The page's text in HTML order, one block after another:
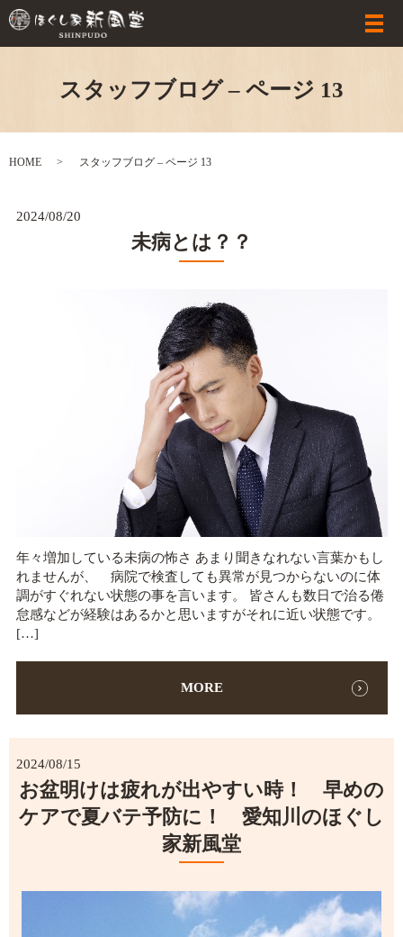
スタッフブログ – ページ 13
HOME スタッフブログ – ページ 13
2024/08/20
未病とは？？
年々増加している未病の怖さ あまり聞きなれない言葉かもし
れませんが、 病院で検査しても異常が見つからないのに体
調がすぐれない状態の事を言います。 皆さんも数日で治る倦
怠感などが経験はあるかと思いますがそれに近い状態です。
[…]
MORE
2024/08/15
お盆明けは疲れが出やすい時！ 早めの
ケアで夏バテ予防に！ 愛知川のほぐし
家新風堂